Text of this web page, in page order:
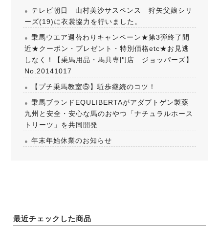
テレビ朝日 山村美沙サスペンス 狩矢父娘シリ
ーズ(19)に衣裳協力を行いました。
乗馬ウエア週替わりキャンペーン★第3弾終了間
近★クーポン・プレゼント・特別価格etc★お見逃
しなく！【乗馬用品・馬具専門店 ジョッパーズ】
No.20141017
【プチ乗馬教室⑤】駈歩継続のコツ！
乗馬ブランドEQULIBERTAがアダプトゲン製薬
九州と安全・安心な馬のおやつ「ナチュラルホース
トリーツ」を共同開発
年末年始休業のお知らせ
最近チェックした商品